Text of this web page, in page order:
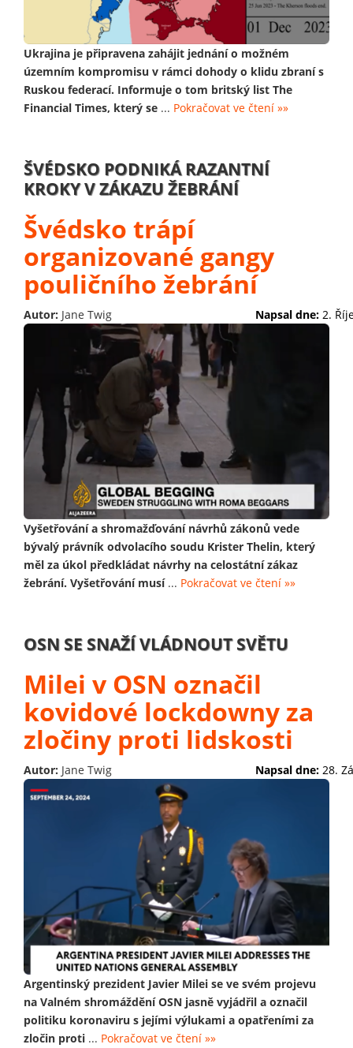
Ukrajina je připravena zahájit jednání o možném
územním kompromisu v rámci dohody o klidu zbraní s
Ruskou federací. Informuje o tom britský list The
Financial Times, který se ... Pokračovat ve čtení »»
ŠVÉDSKO PODNIKÁ RAZANTNÍ
KROKY V ZÁKAZU ŽEBRÁNÍ
Švédsko trápí
organizované gangy
pouličního žebrání
Autor: Jane Twig Napsal dne: 2.
Vyšetřování a shromažďování návrhů zákonů vede
bývalý právník odvolacího soudu Krister Thelin, který
měl za úkol předkládat návrhy na celostátní zákaz
žebrání. Vyšetřování musí... Pokračovat ve čtení »»
OSN SE SNAŽÍ VLÁDNOUT SVĚTU
Milei v OSN označil
kovidové lockdowny za
zločiny proti lidskosti
Autor: Jane Twig Napsal dne: 28.
Argentinský prezident Javier Milei se ve svém projevu
na Valném shromáždění OSN jasně vyjádřil a označil
politiku koronaviru s jejími výlukami a opatřeními za
zločin proti ... Pokračovat ve čtení »»